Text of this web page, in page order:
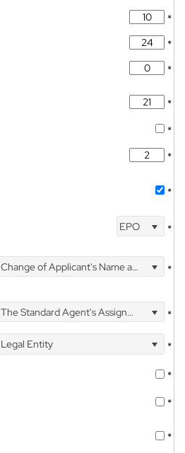
*
*
*
*
*
*
*
EPO *
Change of Applicant's Name and Address *
The Standard Agent's Assignment
*
Legal Entity
*
*
*
*